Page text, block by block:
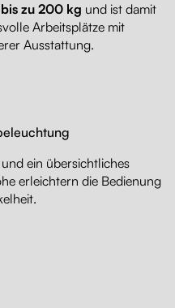
bis zu 200 kg und ist damit
Arbeitsplätze mit
Ausstattung.
ein übersichtliches
erleichtern die Bedienung